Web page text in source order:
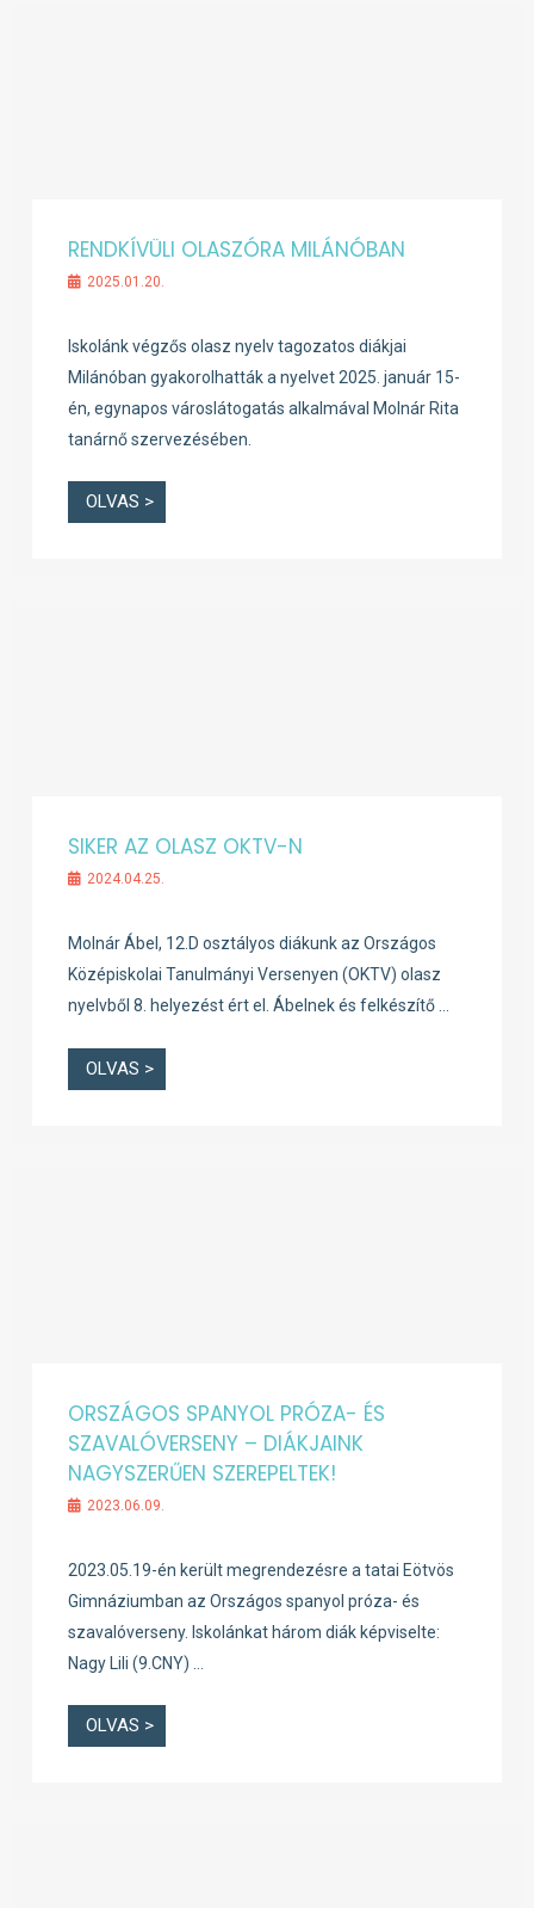
RENDKÍVÜLI OLASZÓRA MILÁNÓBAN
2025.01.20.
Iskolánk végzős olasz nyelv tagozatos diákjai
Milánóban gyakorolhatták a nyelvet 2025. január 15-
én, egynapos városlátogatás alkalmával Molnár Rita
tanárnő szervezésében.
OLVAS >
SIKER AZ OLASZ OKTV-N
2024.04.25.
Molnár Ábel, 12.D osztályos diákunk az Országos
Középiskolai Tanulmányi Versenyen (OKTV) olasz
nyelvből 8. helyezést ért el. Ábelnek és felkészítő …
OLVAS >
ORSZÁGOS SPANYOL PRÓZA- ÉS
SZAVALÓVERSENY – DIÁKJAINK
NAGYSZERŰEN SZEREPELTEK!
2023.06.09.
2023.05.19-én került megrendezésre a tatai Eötvös
Gimnáziumban az Országos spanyol próza- és
szavalóverseny. Iskolánkat három diák képviselte:
Nagy Lili (9.CNY) …
OLVAS >